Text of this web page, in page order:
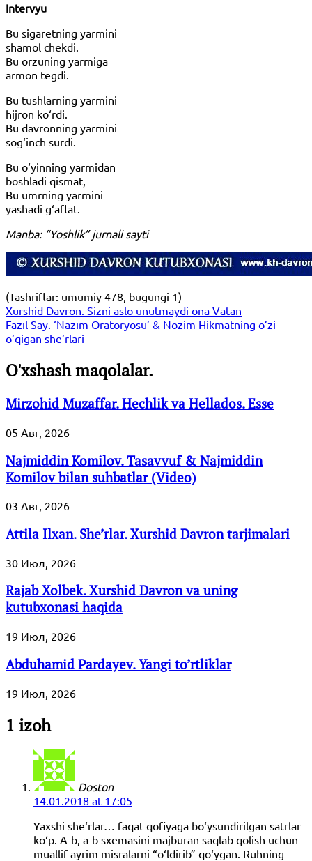
Intervyu
Bu sigaretning yarmini
shamol chekdi.
Bu orzuning yarmiga
armon tegdi.
Bu tushlarning yarmini
hijron ko‘rdi.
Bu davronning yarmini
sog‘inch surdi.
Bu o‘yinning yarmidan
boshladi qismat,
Bu umrning yarmini
yashadi g‘aflat.
Manba: “Yoshlik” jurnali sayti
(Tashriflar: umumiy 478, bugungi 1)
Xurshid Davron. Sizni aslo unutmaydi ona Vatan
Fazıl Say. ‘Nazım Oratoryosu’ & Nozim Hikmatning o’zi
o’qigan she’rlari
O'xshash maqolalar.
Mirzohid Muzaffar. Hechlik va Hellados. Esse
05 Авг, 2026
Najmiddin Komilov. Tasavvuf & Najmiddin
Komilov bilan suhbatlar (Video)
03 Авг, 2026
Attila Ilxan. She’rlar. Xurshid Davron tarjimalari
30 Июл, 2026
Rajab Xolbek. Xurshid Davron va uning
kutubxonasi haqida
19 Июл, 2026
Abduhamid Pardayev. Yangi to’rtliklar
19 Июл, 2026
1 izoh
Doston
14.01.2018 at 17:05
Yaxshi she‘rlar… faqat qofiyaga bo‘ysundirilgan satrlar
ko‘p. A-b, a-b sxemasini majburan saqlab qolish uchun
muallif ayrim misralarni “o‘ldirib” qo‘ygan. Ruhning